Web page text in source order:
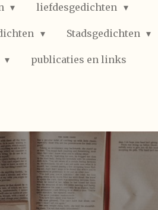
liefdesgedichten
Stadsgedichten
publicaties en links